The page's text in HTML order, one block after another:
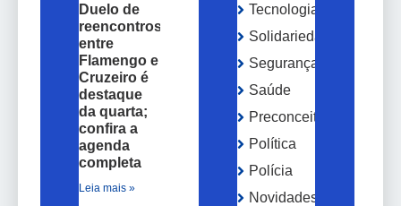
Duelo de
reencontros
entre
Flamengo e
Cruzeiro é
destaque
da quarta;
confira a
agenda
completa
Leia mais »
Tecnologia
Solidariedade
Segurança
Saúde
Preconceito
Política
Polícia
Novidades